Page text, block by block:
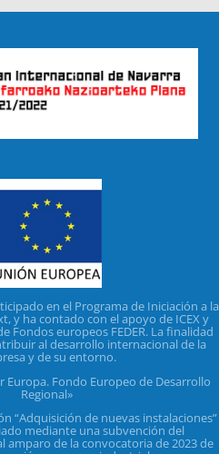
en el Programa de Iniciación a la
y ha contado con el apoyo de ICEX y
Fondos europeos FEDER. La finalidad
al desarrollo internacional de la
y de su entorno.
Europa. Fondo Europeo de Desarrollo
Regional»
“Adquisición de nuevas instalaciones”
mediante una subvención del
amparo de la convocatoria de 2023 de